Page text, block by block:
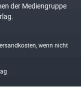
der Mediengruppe
, wenn nicht